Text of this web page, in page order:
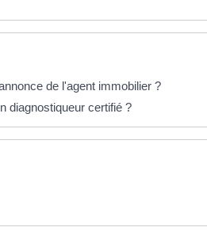
de l'agent immobilier ?
diagnostiqueur certifié ?